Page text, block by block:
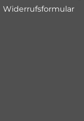
Widerrufsformular